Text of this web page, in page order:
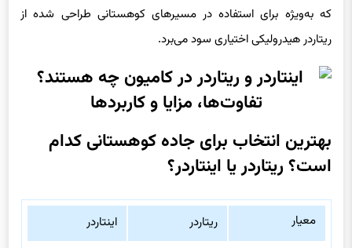
که به‌ویژه برای استفاده در مسیرهای کوهستانی طراحی شده از
ریتاردر هیدرولیکی اختیاری سود می‌برد.
بهترین انتخاب برای جاده کوهستانی کدام
است؟ ریتاردر یا اینتاردر؟
معیار ریتاردر اینتاردر